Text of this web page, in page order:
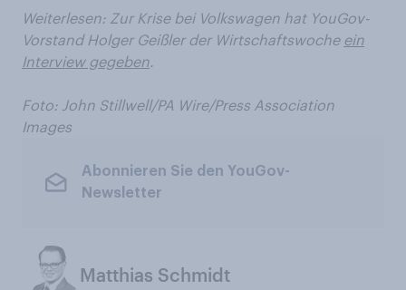
Weiterlesen: Zur Krise bei Volkswagen hat YouGov-
Vorstand Holger Geißler der Wirtschaftswoche ein
Interview gegeben
Foto: John Stillwell/PA Wire/Press Association
Images
Abonnieren Sie den YouGov-
Newsletter
Matthias Schmidt